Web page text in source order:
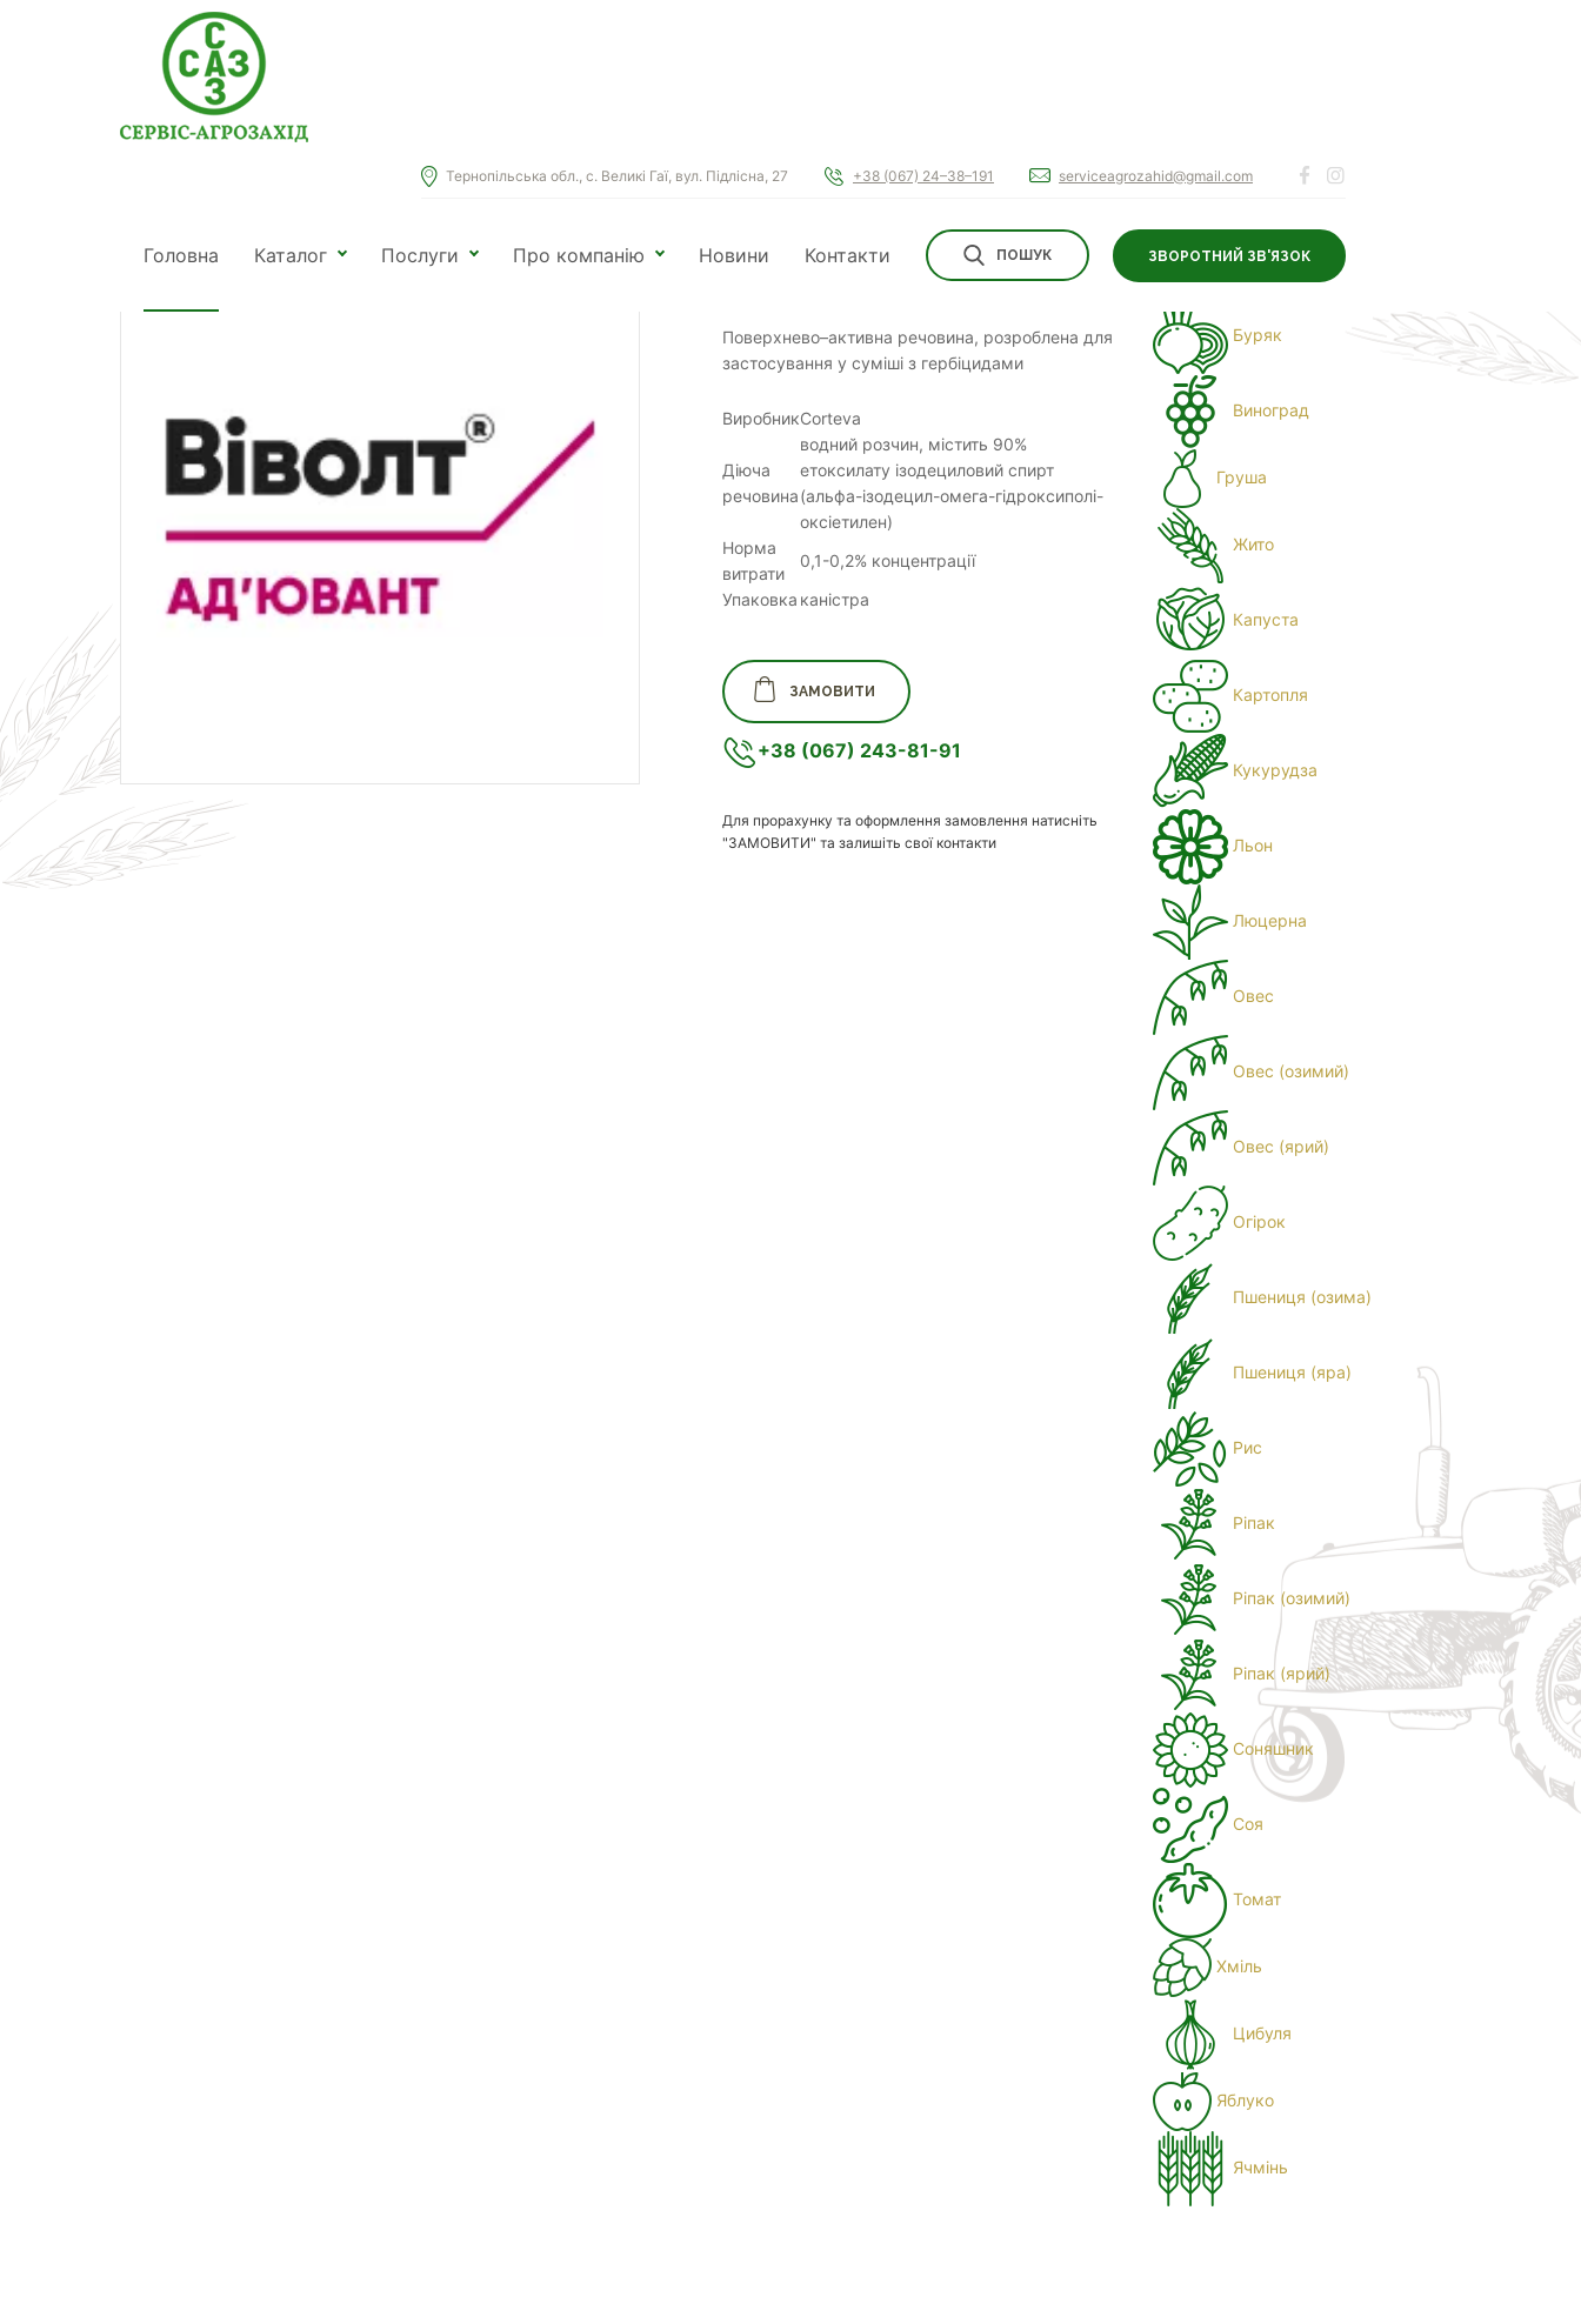
Головна Каталог Послуги Про компанію Новини Контакти ПОШУК ЗВОРОТНИЙ ЗВ'ЯЗОК
Тернопільська обл., с. Великі Гаї, вул. Підлісна, 27 +38 (067) 24–38–191 serviceagrozahid@gmail.com
Віволт
Поверхнево–активна речовина, розроблена для
застосування у суміші з гербіцидами
ВиробникCorteva
Діюча
речовина
водний розчин, містить 90%
етоксилату ізодециловий спирт
(альфа-ізодецил-омега-гідроксиполі-
оксіетилен)
Норма
витрати
0,1-0,2% концентрації
Упаковка каністра
ЗАМОВИТИ
+38 (067) 243-81-91
Для прорахунку та оформлення замовлення натисніть
"ЗАМОВИТИ" та залишіть свої контакти
ДЛЯ КУЛЬТУР
Буряк
Виноград
Груша
Жито
Капуста
Картопля
Кукурудза
Льон
Люцерна
Овес
Овес (озимий)
Овес (ярий)
Огірок
Пшениця (озима)
Пшениця (яра)
Рис
Ріпак
Ріпак (озимий)
Ріпак (ярий)
Соняшник
Соя
Томат
Хміль
Цибуля
Яблуко
Ячмінь